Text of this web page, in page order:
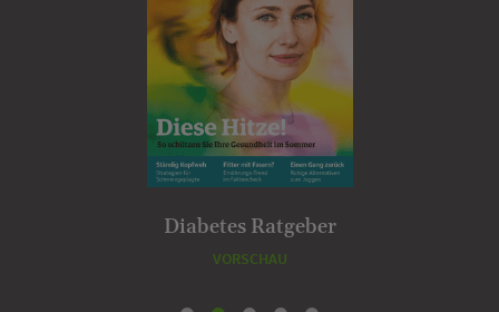
Apotheken Umschau
VORSCHAU